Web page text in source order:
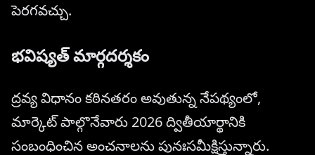
పెరగవచ్చు.
భవిష్యత్ మార్గదర్శకం
ద్రవ్య విధానం కఠినతరం అవుతున్న నేపథ్యంలో,
మార్కెట్ పాల్గొనేవారు 2026 ద్వితీయార్థానికి
సంబంధించిన అంచనాలను పునఃసమీక్షిస్తున్నారు.